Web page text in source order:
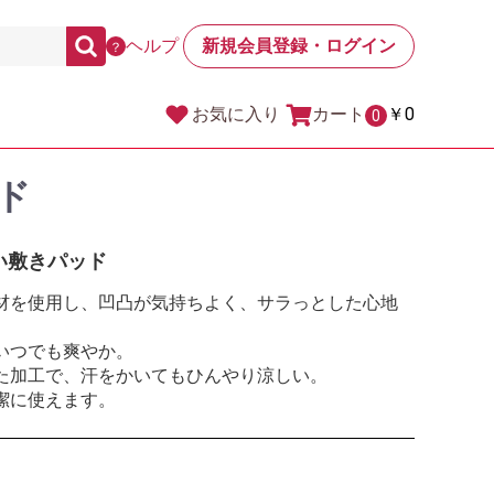
？ ヘルプ 新規会員登録・ログイン
お気に入り カート 0 ￥0
敷きパッド
を使用し、凹凸が気持ちよく、サラっとした心地
でも爽やか。
工で、汗をかいてもひんやり涼しい。
使えます。